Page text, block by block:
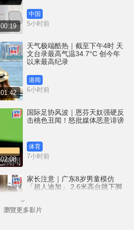
00:19
中国
5小时前
01:42
天气极端酷热｜截至下午4时 天
文台录最高气温34.7°C 创今年
以来最高纪录
港闻
6小时前
02:08
国际足协风波｜恩芬天奴强硬反
击桃色丑闻！怒批媒体恶意诽谤
体育
7小时前
家长注意｜广东8岁男童模仿
「超人迪加」 2.6米高台跳下脚
中国
瀏覽更多影片